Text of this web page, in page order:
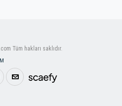
Tüm hakları saklıdır.